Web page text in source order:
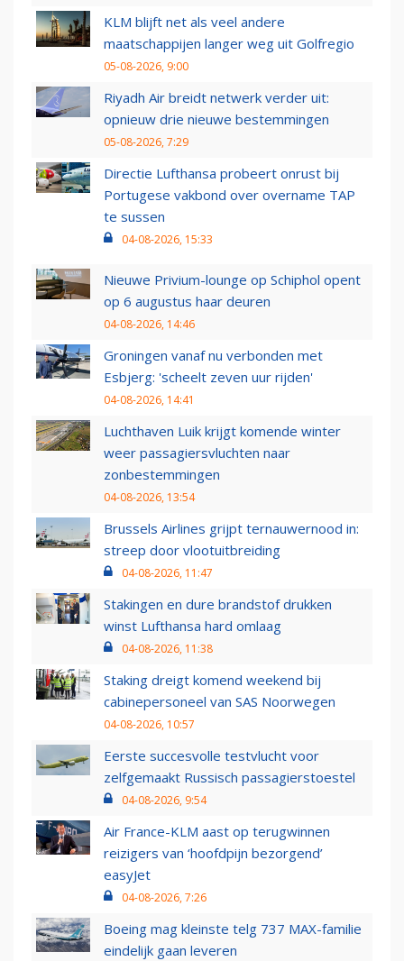
KLM blijft net als veel andere
maatschappijen langer weg uit Golfregio
05-08-2026, 9:00
Riyadh Air breidt netwerk verder uit:
opnieuw drie nieuwe bestemmingen
05-08-2026, 7:29
Directie Lufthansa probeert onrust bij
Portugese vakbond over overname TAP
te sussen
04-08-2026, 15:33
Nieuwe Privium-lounge op Schiphol opent
op 6 augustus haar deuren
04-08-2026, 14:46
Groningen vanaf nu verbonden met
Esbjerg: 'scheelt zeven uur rijden'
04-08-2026, 14:41
Luchthaven Luik krijgt komende winter
weer passagiersvluchten naar
zonbestemmingen
04-08-2026, 13:54
Brussels Airlines grijpt ternauwernood in:
streep door vlootuitbreiding
04-08-2026, 11:47
Stakingen en dure brandstof drukken
winst Lufthansa hard omlaag
04-08-2026, 11:38
Staking dreigt komend weekend bij
cabinepersoneel van SAS Noorwegen
04-08-2026, 10:57
Eerste succesvolle testvlucht voor
zelfgemaakt Russisch passagierstoestel
04-08-2026, 9:54
Air France-KLM aast op terugwinnen
reizigers van ‘hoofdpijn bezorgend’
easyJet
04-08-2026, 7:26
Boeing mag kleinste telg 737 MAX-familie
eindelijk gaan leveren